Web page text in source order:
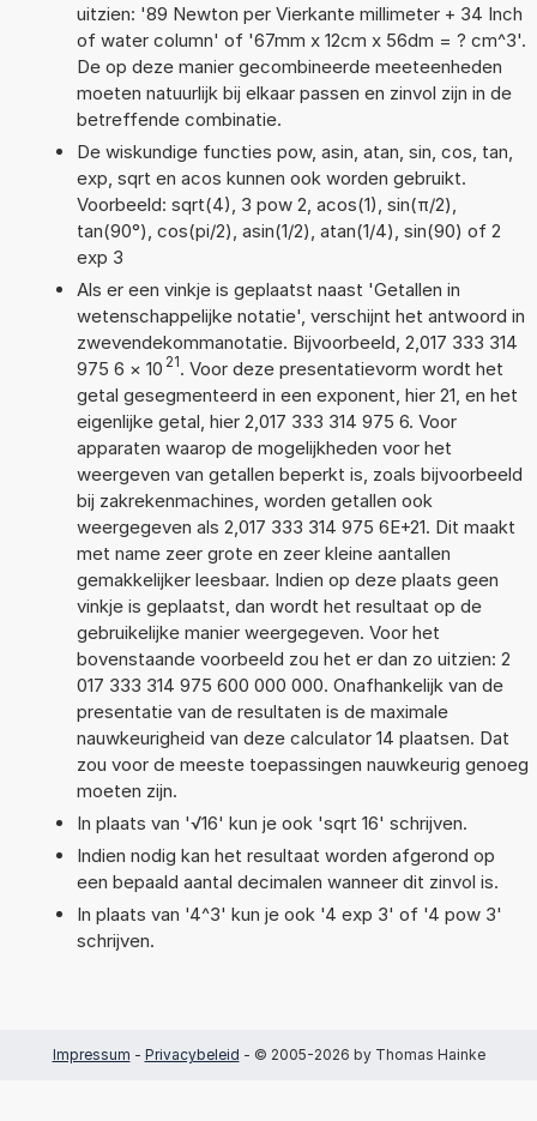
uitzien: '89 Newton per Vierkante millimeter + 34 Inch
of water column' of '67mm x 12cm x 56dm = ? cm^3'.
De op deze manier gecombineerde meeteenheden
moeten natuurlijk bij elkaar passen en zinvol zijn in de
betreffende combinatie.
De wiskundige functies pow, asin, atan, sin, cos, tan,
exp, sqrt en acos kunnen ook worden gebruikt.
Voorbeeld: sqrt(4), 3 pow 2, acos(1), sin(π/2),
tan(90°), cos(pi/2), asin(1/2), atan(1/4), sin(90) of 2
exp 3
Als er een vinkje is geplaatst naast 'Getallen in
wetenschappelijke notatie', verschijnt het antwoord in
zwevendekommanotatie. Bijvoorbeeld, 2,017 333 314
975 6 × 10 21. Voor deze presentatievorm wordt het
getal gesegmenteerd in een exponent, hier 21, en het
eigenlijke getal, hier 2,017 333 314 975 6. Voor
apparaten waarop de mogelijkheden voor het
weergeven van getallen beperkt is, zoals bijvoorbeeld
bij zakrekenmachines, worden getallen ook
weergegeven als 2,017 333 314 975 6E+21. Dit maakt
met name zeer grote en zeer kleine aantallen
gemakkelijker leesbaar. Indien op deze plaats geen
vinkje is geplaatst, dan wordt het resultaat op de
gebruikelijke manier weergegeven. Voor het
bovenstaande voorbeeld zou het er dan zo uitzien: 2
017 333 314 975 600 000 000. Onafhankelijk van de
presentatie van de resultaten is de maximale
nauwkeurigheid van deze calculator 14 plaatsen. Dat
zou voor de meeste toepassingen nauwkeurig genoeg
moeten zijn.
In plaats van '√16' kun je ook 'sqrt 16' schrijven.
Indien nodig kan het resultaat worden afgerond op
een bepaald aantal decimalen wanneer dit zinvol is.
In plaats van '4^3' kun je ook '4 exp 3' of '4 pow 3'
schrijven.
Impressum - Privacybeleid - © 2005-2026 by Thomas Hainke